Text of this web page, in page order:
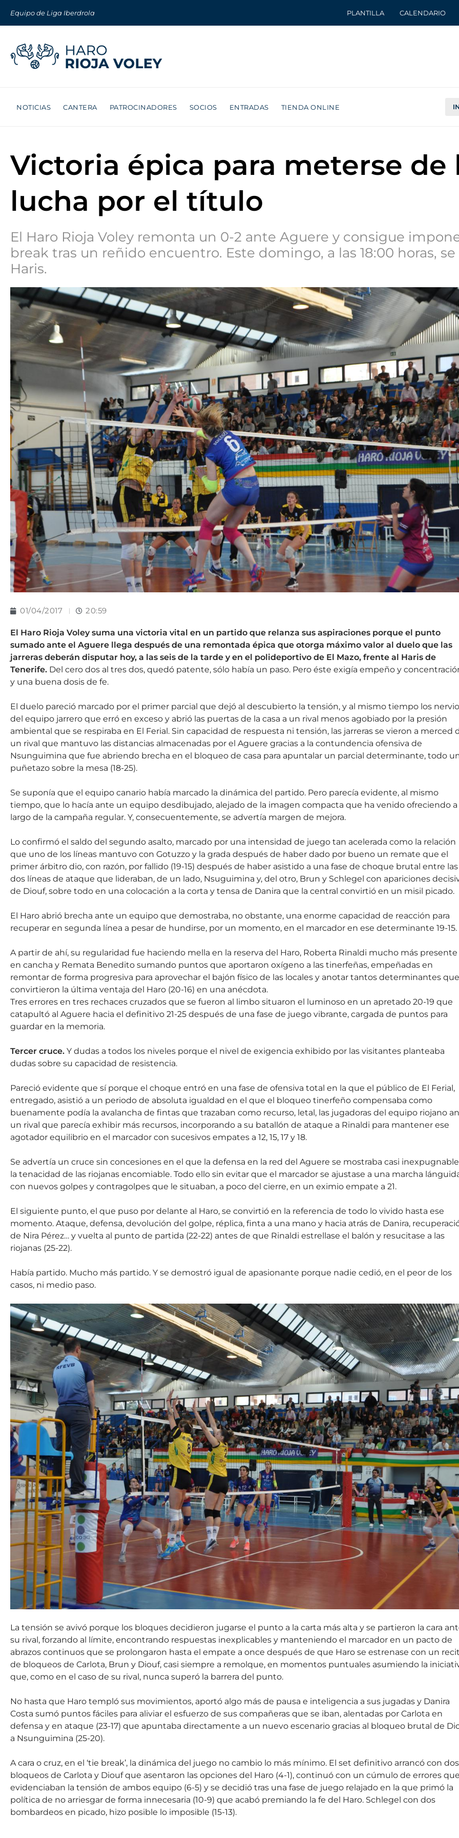
Equipo de Liga Iberdrola PLANTILLA CALENDARIO
NOTICIAS CANTERA PATROCINADORES SOCIOS ENTRADAS TIENDA ONLINE
Victoria épica para meterse de
lucha por el título
El Haro Rioja Voley remonta un 0-2 ante Aguere y consigue
break tras un reñido encuentro. Este domingo, a las 18:00 horas,
Haris.
01/04/2017 20:59
El Haro Rioja Voley suma una victoria vital en un partido que relanza sus aspiraciones porque el punto
sumado ante el Aguere llega después de una remontada épica que otorga máximo valor al duelo que las
jarreras deberán disputar hoy, a las seis de la tarde y en el polideportivo de El Mazo, frente al Haris de
Tenerife. Del cero dos al tres dos, quedó patente, sólo había un paso. Pero éste exigía empeño y
y una buena dosis de fe.
El duelo pareció marcado por el primer parcial que dejó al descubierto la tensión, y al mismo tiempo los
del equipo jarrero que erró en exceso y abrió las puertas de la casa a un rival menos agobiado por la presión
ambiental que se respiraba en El Ferial. Sin capacidad de respuesta ni tensión, las jarreras se vieron a merced
un rival que mantuvo las distancias almacenadas por el Aguere gracias a la contundencia ofensiva de
Nsunguimina que fue abriendo brecha en el bloqueo de casa para apuntalar un parcial determinante, todo
puñetazo sobre la mesa (18-25).
Se suponía que el equipo canario había marcado la dinámica del partido. Pero parecía evidente, al mismo
tiempo, que lo hacía ante un equipo desdibujado, alejado de la imagen compacta que ha venido ofreciendo a
largo de la campaña regular. Y, consecuentemente, se advertía margen de mejora.
Lo confirmó el saldo del segundo asalto, marcado por una intensidad de juego tan acelerada como la relación
que uno de los líneas mantuvo con Gotuzzo y la grada después de haber dado por bueno un remate que el
primer árbitro dio, con razón, por fallido (19-15) después de haber asistido a una fase de choque brutal entre las
dos líneas de ataque que lideraban, de un lado, Nsuguimina y, del otro, Brun y Schlegel con apariciones
de Diouf, sobre todo en una colocación a la corta y tensa de Danira que la central convirtió en un misil picado.
El Haro abrió brecha ante un equipo que demostraba, no obstante, una enorme capacidad de reacción para
recuperar en segunda línea a pesar de hundirse, por un momento, en el marcador en ese determinante 19-15.
A partir de ahí, su regularidad fue haciendo mella en la reserva del Haro, Roberta Rinaldi mucho más presente
en cancha y Remata Benedito sumando puntos que aportaron oxígeno a las tinerfeñas, empeñadas en
remontar de forma progresiva para aprovechar el bajón físico de las locales y anotar tantos determinantes que
convirtieron la última ventaja del Haro (20-16) en una anécdota.
Tres errores en tres rechaces cruzados que se fueron al limbo situaron el luminoso en un apretado 20-19 que
catapultó al Aguere hacia el definitivo 21-25 después de una fase de juego vibrante, cargada de puntos para
guardar en la memoria.
Tercer cruce. Y dudas a todos los niveles porque el nivel de exigencia exhibido por las visitantes planteaba
dudas sobre su capacidad de resistencia.
Pareció evidente que sí porque el choque entró en una fase de ofensiva total en la que el público de El Ferial,
entregado, asistió a un periodo de absoluta igualdad en el que el bloqueo tinerfeño compensaba como
buenamente podía la avalancha de fintas que trazaban como recurso, letal, las jugadoras del equipo riojano
un rival que parecía exhibir más recursos, incorporando a su batallón de ataque a Rinaldi para mantener ese
agotador equilibrio en el marcador con sucesivos empates a 12, 15, 17 y 18.
Se advertía un cruce sin concesiones en el que la defensa en la red del Aguere se mostraba casi
la tenacidad de las riojanas encomiable. Todo ello sin evitar que el marcador se ajustase a una marcha
con nuevos golpes y contragolpes que le situaban, a poco del cierre, en un eximio empate a 21.
El siguiente punto, el que puso por delante al Haro, se convirtió en la referencia de todo lo vivido hasta ese
momento. Ataque, defensa, devolución del golpe, réplica, finta a una mano y hacia atrás de Danira,
de Nira Pérez… y vuelta al punto de partida (22-22) antes de que Rinaldi estrellase el balón y resucitase a las
riojanas (25-22).
Había partido. Mucho más partido. Y se demostró igual de apasionante porque nadie cedió, en el peor de los
casos, ni medio paso.
La tensión se avivó porque los bloques decidieron jugarse el punto a la carta más alta y se partieron la cara
su rival, forzando al límite, encontrando respuestas inexplicables y manteniendo el marcador en un pacto de
abrazos continuos que se prolongaron hasta el empate a once después de que Haro se estrenase con un
de bloqueos de Carlota, Brun y Diouf, casi siempre a remolque, en momentos puntuales asumiendo la
que, como en el caso de su rival, nunca superó la barrera del punto.
No hasta que Haro templó sus movimientos, aportó algo más de pausa e inteligencia a sus jugadas y Danira
Costa sumó puntos fáciles para aliviar el esfuerzo de sus compañeras que se iban, alentadas por Carlota en
defensa y en ataque (23-17) que apuntaba directamente a un nuevo escenario gracias al bloqueo brutal de
a Nsunguimina (25-20).
A cara o cruz, en el ‘tie break’, la dinámica del juego no cambio lo más mínimo. El set definitivo arrancó con dos
bloqueos de Carlota y Diouf que asentaron las opciones del Haro (4-1), continuó con un cúmulo de errores que
evidenciaban la tensión de ambos equipo (6-5) y se decidió tras una fase de juego relajado en la que primó la
política de no arriesgar de forma innecesaria (10-9) que acabó premiando la fe del Haro. Schlegel con dos
bombardeos en picado, hizo posible lo imposible (15-13).